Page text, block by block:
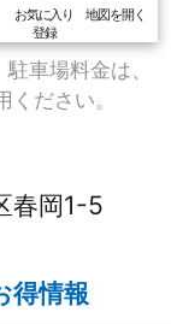
お気に入り
登録
地図を開く
車場料金は、
ださい。
春岡1-5
得情報